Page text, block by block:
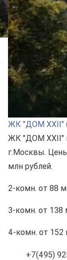
ЖК "ДОМ XXII"
ЖК "ДОМ XXII"
г.Москвы.
млн рублей.
2-комн. от 88
3-комн. от 138
4-комн. от 152
+7(495)